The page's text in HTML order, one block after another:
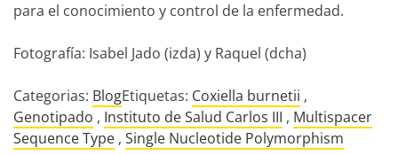
para el conocimiento y control de la enfermedad.
Fotografía: Isabel Jado (izda) y Raquel (dcha)
Categorias: BlogEtiquetas: Coxiella burnetii ,
Genotipado , Instituto de Salud Carlos III , Multispacer
Sequence Type , Single Nucleotide Polymorphism